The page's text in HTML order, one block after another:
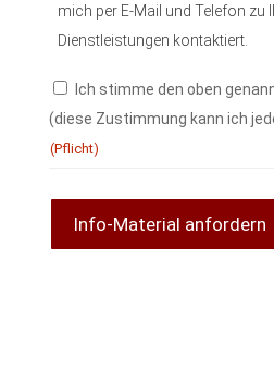
mich per E-Mail und Telefon zu
Dienstleistungen kontaktiert.
Ich stimme den oben
(diese Zustimmung kann ich
(Pflicht)